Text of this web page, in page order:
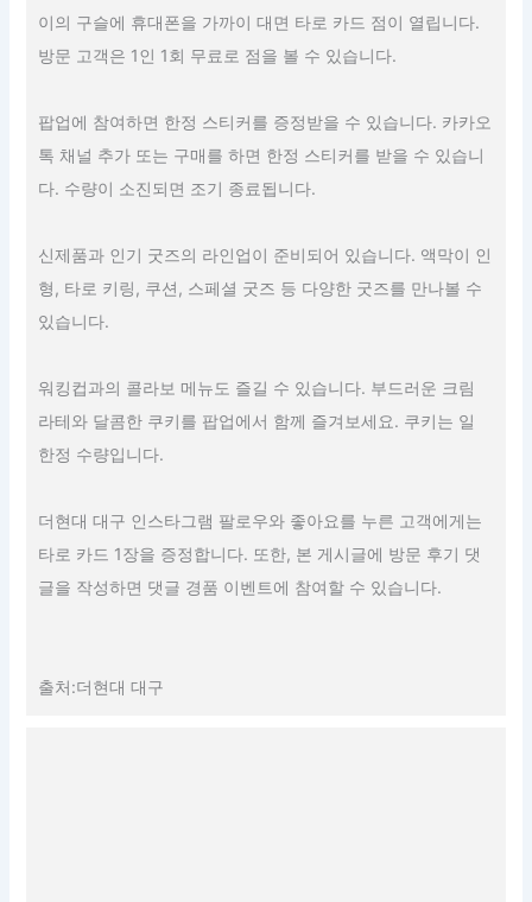
이의 구슬에 휴대폰을 가까이 대면 타로 카드 점이 열립니다.
방문 고객은 1인 1회 무료로 점을 볼 수 있습니다.
팝업에 참여하면 한정 스티커를 증정받을 수 있습니다. 카카오
톡 채널 추가 또는 구매를 하면 한정 스티커를 받을 수 있습니
다. 수량이 소진되면 조기 종료됩니다.
신제품과 인기 굿즈의 라인업이 준비되어 있습니다. 액막이 인
형, 타로 키링, 쿠션, 스페셜 굿즈 등 다양한 굿즈를 만나볼 수
있습니다.
워킹컵과의 콜라보 메뉴도 즐길 수 있습니다. 부드러운 크림
라테와 달콤한 쿠키를 팝업에서 함께 즐겨보세요. 쿠키는 일
한정 수량입니다.
더현대 대구 인스타그램 팔로우와 좋아요를 누른 고객에게는
타로 카드 1장을 증정합니다. 또한, 본 게시글에 방문 후기 댓
글을 작성하면 댓글 경품 이벤트에 참여할 수 있습니다.
출처:더현대 대구